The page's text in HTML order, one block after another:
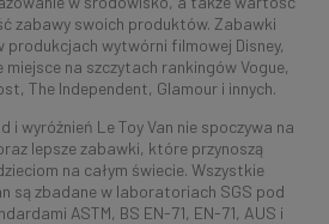
zabawy swoich produktów. Zabawki
produkcjach wytwórni filmowej Disney,
miejsce na szczytach rankingów Vogue,
The Independent, Glamour i innych.
i wyróżnień Le Toy Van nie spoczywa na
lepsze zabawki, które przynoszą
na całym świecie. Wszystkie
są zbadane w laboratoriach SGS pod
ASTM, BS EN-71, EN-71, AUS i